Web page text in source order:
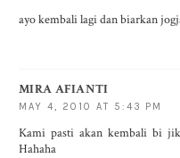
ayo kembali lagi dan biarkan
MIRA AFIANTI
MAY 4, 2010 AT 5:43 PM
Kami pasti akan kembali bi
Hahaha